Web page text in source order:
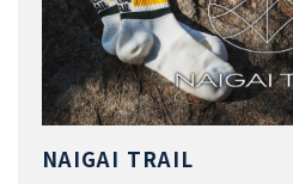
NAIGAI TRAIL